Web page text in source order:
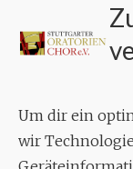
Um dir ein
wir